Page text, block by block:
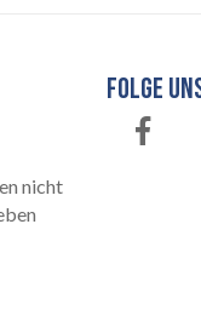
nicht
FOLGE